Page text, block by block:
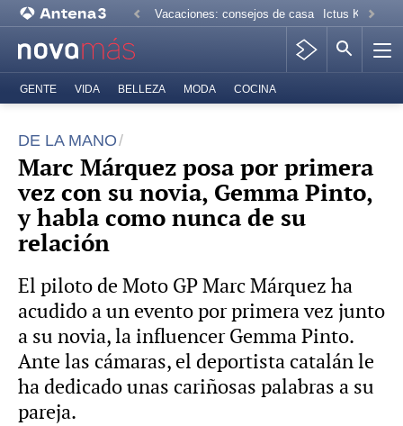
Vacaciones: consejos de casa Ictus Kiko
GENTE VIDA BELLEZA MODA COCINA
DE LA MANO
Marc Márquez posa por primera
vez con su novia, Gemma Pinto,
y habla como nunca de su
relación
El piloto de Moto GP Marc Márquez ha
acudido a un evento por primera vez junto
a su novia, la influencer Gemma Pinto.
Ante las cámaras, el deportista catalán le
ha dedicado unas cariñosas palabras a su
pareja.